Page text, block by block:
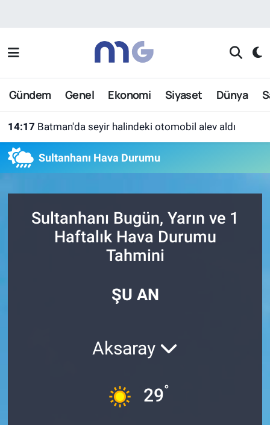
Gündem Genel Ekonomi Siyaset Dünya
14:17 Batman'da seyir halindeki otomobil alev aldı
Sultanhanı Hava Durumu
Sultanhanı Bugün, Yarın ve 1
Haftalık Hava Durumu
Tahmini
ŞU AN
Aksaray
29°
Nöbetçi Eczaneler
Hava Durumu
Son Dakika Haberleri